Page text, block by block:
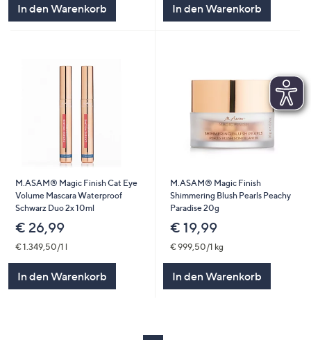
In den Warenkorb In den Warenkorb
M.ASAM® Magic Finish Cat Eye
Volume Mascara Waterproof
Schwarz Duo 2x 10ml
€ 26,99
€ 1.349,50/1 l
In den Warenkorb
M.ASAM® Magic Finish
Shimmering Blush Pearls Peachy
Paradise 20g
€ 19,99
€ 999,50/1 kg
In den Warenkorb